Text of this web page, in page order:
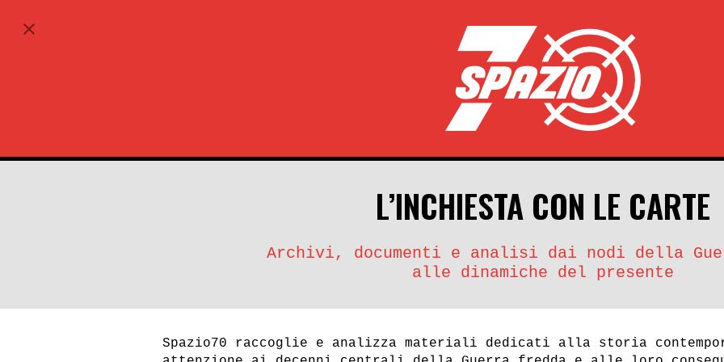
L’INCHIESTA CON LE CARTE
Archivi, documenti e analisi dai nodi della
alle dinamiche del presente
Spazio70 raccoglie e analizza materiali dedicati alla storia